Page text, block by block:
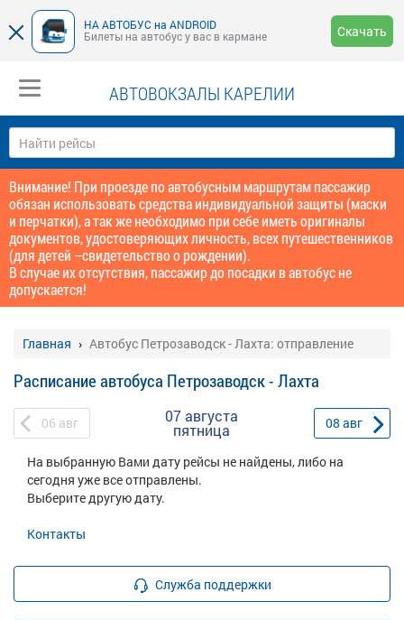
НА АВТОБУС на ANDROID
Билеты на автобус у вас в кармане
Скачать
АВТОВОКЗАЛЫ КАРЕЛИИ
Внимание! При проезде по автобусным маршрутам пассажир
обязан использовать средства индивидуальной защиты (маски
и перчатки), а так же необходимо при себе иметь оригиналы
документов, удостоверяющих личность, всех путешественников
(для детей –свидетельство о рождении).
В случае их отсутствия, пассажир до посадки в автобус не
допускается!
Главная Автобус Петрозаводск - Лахта: отправление
Расписание автобуса Петрозаводск - Лахта
06 авг 07 августа
пятница 08 авг
На выбранную Вами дату рейсы не найдены, либо на
сегодня уже все отправлены.
Выберите другую дату.
Контакты
Служба поддержки